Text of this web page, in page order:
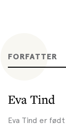
FORFATTER
Eva Tind
Eva Tind er